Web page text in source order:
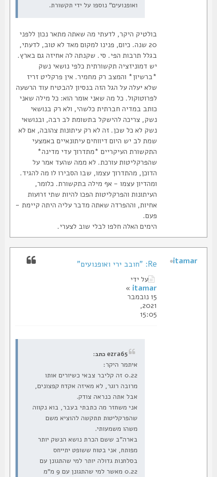
ואופנועים" נוספו על ידי תקשורת.
בולטיק היקר, לדעתי מה שאתה מתאר נכון ללפני
20 שנה. כיום, פנינו למקום מאד לא טוב, לדעתי,
בגלל תרבות הפי. סי. שקנתה לה אחיזה גם בארץ.
יש דמוניזציה תקשורתית כלפי נושאי נשק
*ברשיון* והמצב רק מחמיר. אין פרקליט זריז
שלא יעלה על הגל הזה בנסיון להבטיח עוד הרשעה
לפרוטוקול. כל מה שאני אומר הוא: כל מילה שאני
כותב במדיה חברתית כלשהי, ולא רק בנושאי
נשק, צריכה להישקל בתשומת לב רבה, ובנושאי
נשק לא כל שכן. זה לא רק עיתונות צהובה, אם לא
שמת לב יש היום דיווחים עיתונאיים באמצעי
התקשורת העיקריים *מתדרוך עדי מדינה*
שהפרקליטות עורכת. לא ממה שהעד אמר על
הדוכן, מהתדרוך עצמו, שבו הסבירו לו מה להגיד.
ומהדיון עצמו - אף מילה בתקשורת. כלומר,
העיתונות והפרקליטות הפכו להיות שתי זרועות
אחיות, וההפרדה שאתה מדבר עליה היתה קיימת -
הימים האלה חלפו לבלי שוב לצערי.
Re: "חובב ירי ואופנועים"
על ידי
itamar
»
15 נובמבר
2021,
15:05
ezra65 כתב:
איתמר היקר:
0.22 זה קליבר צבאי כשיורים אותו
מרובה רוגר, לא מאיזה אקדח קפצונים,
אבל אתה כנראה צודק.
אני משחזר מה כתבתי בעבר, בוא נקווה
שהפרקליטות תתקשה להוציא משם
משהו משמעותי.
בארה"ב ששם הכרת נושא הנשק יותר
מפותח, אני בטוח ששופט יתייחס
בסלחנות גדולה יותר למי שהתגונן עם
0.22 מאשר למי שהתגונן עם 9 מ"מ
itamar